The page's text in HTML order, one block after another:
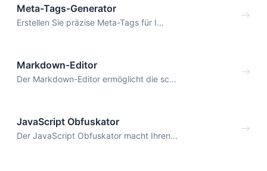
Meta-Tags-Generator
Erstellen Sie präzise Meta-Tags für I...
Markdown-Editor
Der Markdown-Editor ermöglicht die sc...
JavaScript Obfuskator
Der JavaScript Obfuskator macht Ihren...